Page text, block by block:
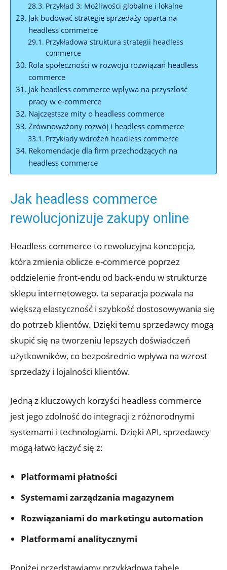
Przykład⁢ 3: Możliwości ⁣globalne i lokalne
Jak ⁣budować strategię sprzedaży opartą na
headless commerce
Przykładowa struktura strategii headless
commerce
Rola społeczności w rozwoju ‌rozwiązań headless
commerce
Jak headless ⁤commerce wpływa na przyszłość
pracy ‌w e-commerce
Najczęstsze ⁤mity o headless commerce
Zrównoważony rozwój i headless commerce
Przykłady wdrożeń ⁢headless commerce
Rekomendacje dla firm przechodzących na
headless commerce
Jak headless⁤ commerce⁣
rewolucjonizuje zakupy online
Headless commerce to rewolucyjna koncepcja,‌
która zmienia oblicze e-commerce ⁢poprzez
oddzielenie ⁤front-endu od⁤ back-endu w strukturze
sklepu internetowego. ta separacja⁢ pozwala na
większą ​elastyczność i szybkość dostosowywania się‍
do potrzeb klientów. Dzięki temu sprzedawcy mogą
skupić się na tworzeniu lepszych doświadczeń ​
użytkowników, co bezpośrednio wpływa ⁣na wzrost
sprzedaży​ i ⁤lojalności klientów.
Jedną z kluczowych ‌korzyści headless commerce‍
jest jego zdolność do integracji z różnorodnymi
⁢systemami i ⁢technologiami. Dzięki API, sprzedawcy⁤
mogą⁢ łatwo łączyć się z:
Platformami płatności
Systemami ⁣zarządzania magazynem
Rozwiązaniami ⁢do marketingu automation
Platformami analitycznymi